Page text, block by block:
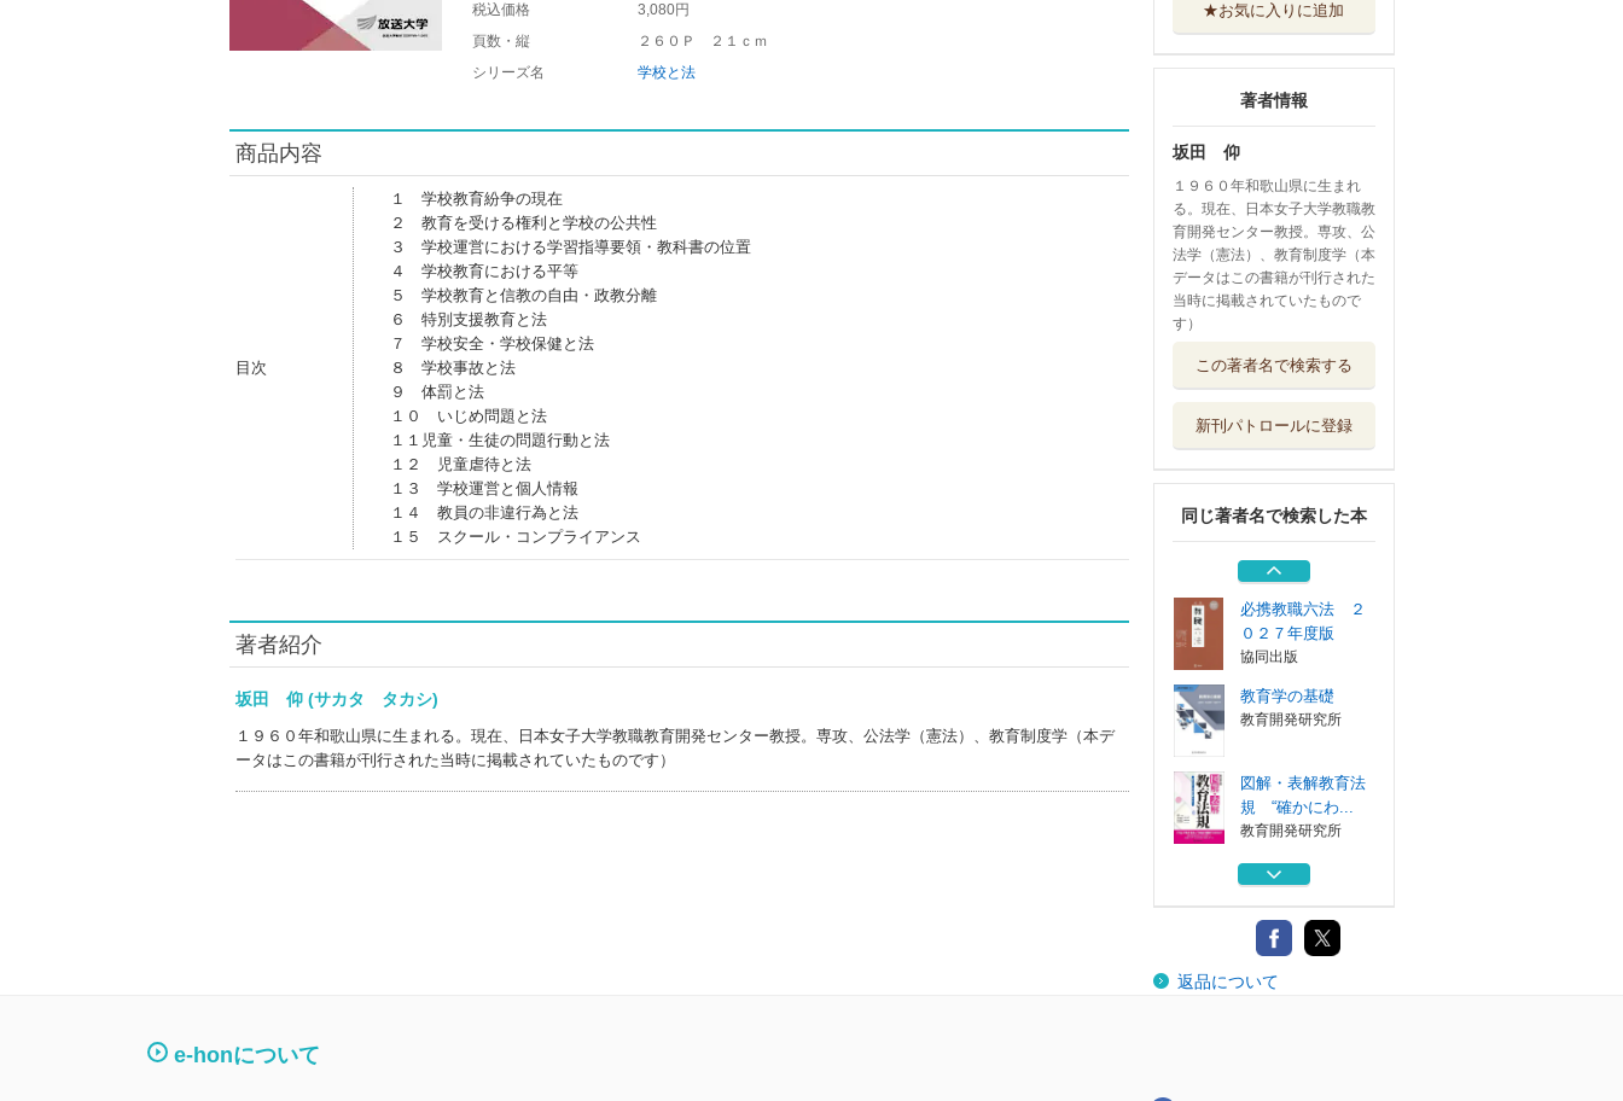
税込価格
3,080円
頁数・縦
２６０Ｐ ２１ｃｍ
シリーズ名
学校と法
商品内容
目次
１ 学校教育紛争の現在
２ 教育を受ける権利と学校の公共性
３ 学校運営における学習指導要領・教科書の位置
４ 学校教育における平等
５ 学校教育と信教の自由・政教分離
６ 特別支援教育と法
７ 学校安全・学校保健と法
８ 学校事故と法
９ 体罰と法
１０ いじめ問題と法
１１児童・生徒の問題行動と法
１２ 児童虐待と法
１３ 学校運営と個人情報
１４ 教員の非違行為と法
１５ スクール・コンプライアンス
著者紹介
坂田 仰 (サカタ タカシ)
１９６０年和歌山県に生まれる。現在、日本女子大学教職教育開発センター教授。専攻、公法学（憲法）、教育制度学（本デ
ータはこの書籍が刊行された当時に掲載されていたものです）
★お気に入りに追加
著者情報
坂田 仰
１９６０年和歌山県に生まれ
る。現在、日本女子大学教職教
育開発センター教授。専攻、公
法学（憲法）、教育制度学（本
データはこの書籍が刊行された
当時に掲載されていたもので
す）
この著者名で検索する
新刊パトロールに登録
同じ著者名で検索した本
規 “確かにわ...
保育士・教員のた
八千代出版
学校のいじめ対策
と弁護士の実務...
青林書院
必携教職六法 ２
０２７年度版
協同出版
教育学の基礎
教育開発研究所
図解・表解教育法
規 “確かにわ...
教育開発研究所
保育士・教員のた
八千代出版
学校のいじめ対策
と弁護士の実務...
返品について
e-honについて